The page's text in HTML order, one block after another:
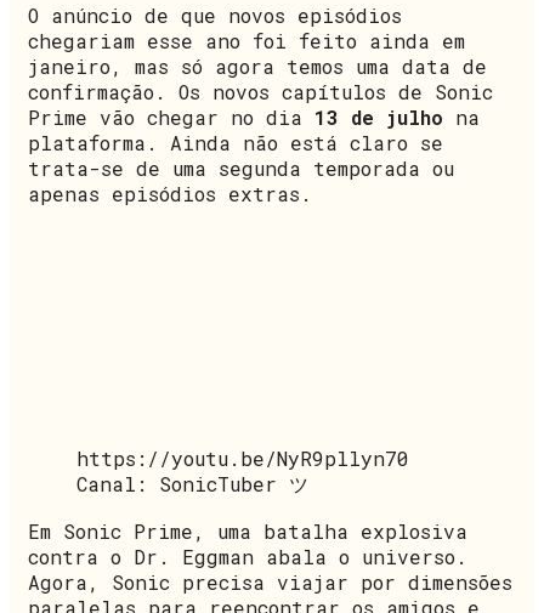
O anúncio de que novos episódios
chegariam esse ano foi feito ainda em
janeiro, mas só agora temos uma data de
confirmação. Os novos capítulos de Sonic
Prime vão chegar no dia 13 de julho na
plataforma. Ainda não está claro se
trata-se de uma segunda temporada ou
apenas episódios extras.
https://youtu.be/NyR9pllyn70
Canal: SonicTuber ツ
Em Sonic Prime, uma batalha explosiva
contra o Dr. Eggman abala o universo.
Agora, Sonic precisa viajar por dimensões
paralelas para reencontrar os amigos e